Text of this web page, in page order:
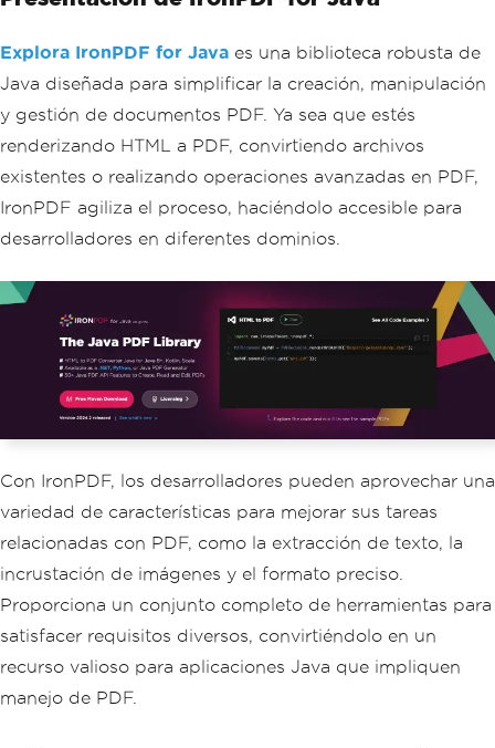
Explora IronPDF for Java es una biblioteca robusta de
Java diseñada para simplificar la creación, manipulación
y gestión de documentos PDF. Ya sea que estés
renderizando HTML a PDF, convirtiendo archivos
existentes o realizando operaciones avanzadas en PDF,
IronPDF agiliza el proceso, haciéndolo accesible para
desarrolladores en diferentes dominios.
Con IronPDF, los desarrolladores pueden aprovechar una
variedad de características para mejorar sus tareas
relacionadas con PDF, como la extracción de texto, la
incrustación de imágenes y el formato preciso.
Proporciona un conjunto completo de herramientas para
satisfacer requisitos diversos, convirtiéndolo en un
recurso valioso para aplicaciones Java que impliquen
manejo de PDF.